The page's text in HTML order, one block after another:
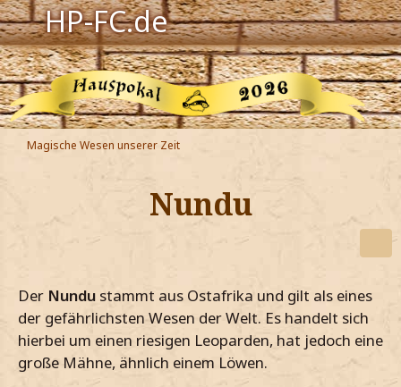
HP-FC.de
Navigation
Harry Potter
Der HP-FC
Hogwarts
Zauberwelt
Jetzt Fanclub-Mitglied werden!
Magische Wesen unserer Zeit
Nundu
Der Nundu stammt aus Ostafrika und gilt als eines
der gefährlichsten Wesen der Welt. Es handelt sich
hierbei um einen riesigen Leoparden, hat jedoch eine
große Mähne, ähnlich einem Löwen.